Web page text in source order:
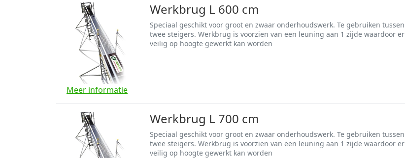
Meer informatie
Werkbrug L 600 cm
Speciaal geschikt voor groot en zwaar onderhoudswerk. Te gebruiken tussen
twee steigers. Werkbrug is voorzien van een leuning aan 1 zijde waardoor er
veilig op hoogte gewerkt kan worden
Werkbrug L 700 cm
Speciaal geschikt voor groot en zwaar onderhoudswerk. Te gebruiken tussen
twee steigers. Werkbrug is voorzien van een leuning aan 1 zijde waardoor er
veilig op hoogte gewerkt kan worden